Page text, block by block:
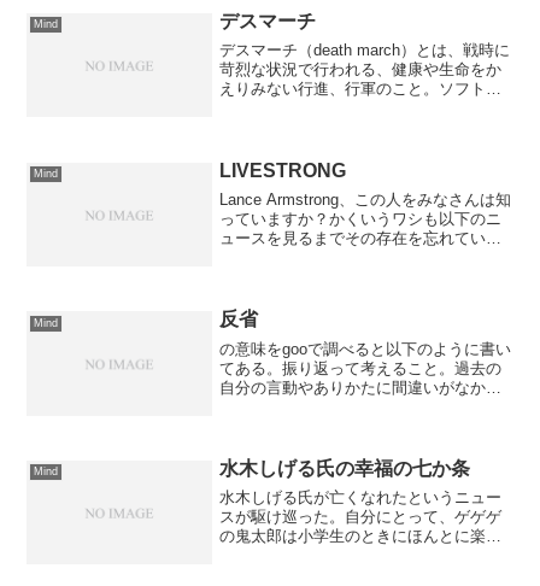
も...
Mind デスマーチ
デスマーチ（death march）とは、戦時に
苛烈な状況で行われる、健康や生命をか
えりみない行進、行軍のこと。ソフトウ
荷を強い、し...
Mind LIVESTRONG
Lance Armstrong、この人をみなさんは知
っていますか？かくいうワシも以下のニ
ュースを見るまでその存在を忘れていま
Mind 反省
の意味をgooで調べると以下のように書い
てある。振り返って考えること。過去の
自分の言動やありかたに間違いがなかっ
が反省で、二度と同じ...
Mind 水木しげる氏の幸福の七か条
水木しげる氏が亡くなれたというニュー
スが駆け巡った。自分にとって、ゲゲゲ
の鬼太郎は小学生のときにほんとに楽し